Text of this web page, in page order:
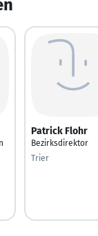
Patrick Flohr
Bezirksdirektor
Trier